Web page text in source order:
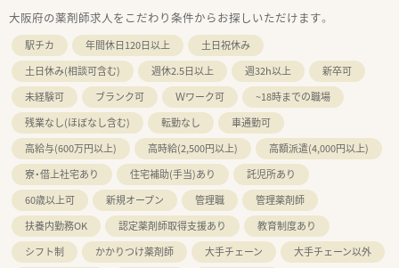
大阪府の薬剤師求人をこだわり条件からお探しいただけます。
駅チカ 年間休日120日以上
土日祝休み
土日休み(相談可含む)
週休2.5日以上 週32h以上
新卒可
未経験可
ブランク可 Ｗワーク可
~18時までの職場
残業なし(ほぼなし含む)
転勤なし
車通勤可
高給与(600万円以上)
高時給(2,500円以上)
高額派遣(4,000円以上)
寮・借上社宅あり
住宅補助(手当)あり
託児所あり
60歳以上可
新規オープン 管理職
管理薬剤師
扶養内勤務OK
認定薬剤師取得支援あり
教育制度あり
シフト制
かかりつけ薬剤師 大手チェーン
大手チェーン以外